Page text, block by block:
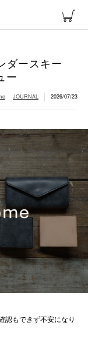
ダースキー
ー
JOURNAL 2026/07/23
認もできず不安になり